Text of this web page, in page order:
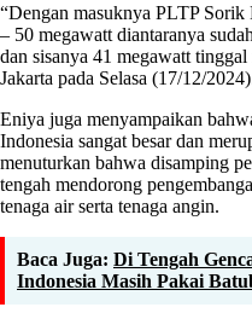
“Dengan masuknya PLTP
– 50 megawatt diantaranya
dan sisanya 41 megawatt
Jakarta pada Selasa (17/12/
Eniya juga menyampaikan
Indonesia sangat besar dan
menuturkan bahwa disamping
tengah mendorong
tenaga air serta tenaga angin.
Baca Juga: Di Tengah
Indonesia Masih Pakai